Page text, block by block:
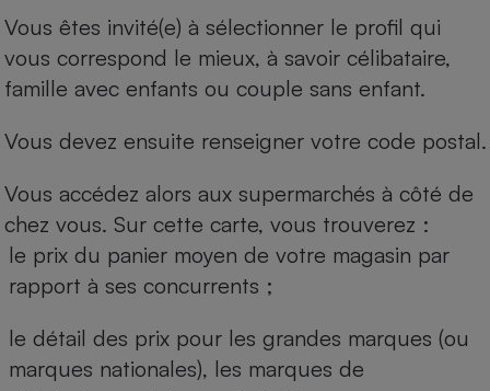
Vous êtes invité(e) à sélectionner le profil qui
vous correspond le mieux, à savoir célibataire,
famille avec enfants ou couple sans enfant.
Vous devez ensuite renseigner votre code postal.
Vous accédez alors aux supermarchés à côté de
chez vous. Sur cette carte, vous trouverez :
le prix du panier moyen de votre magasin par
rapport à ses concurrents ;
le détail des prix pour les grandes marques (ou
marques nationales), les marques de